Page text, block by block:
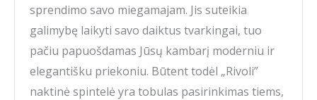
sprendimo savo miegamajam. Jis suteikia
galimybę laikyti savo daiktus tvarkingai, tuo
pačiu papuošdamas Jūsų kambarį moderniu ir
elegantišku priekoniu. Būtent todėl „Rivoli”
naktinė spintelė yra tobulas pasirinkimas tiems,